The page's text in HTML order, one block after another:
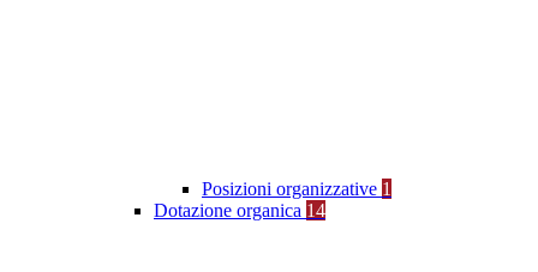
Posizioni organizzative 1
Dotazione organica 14